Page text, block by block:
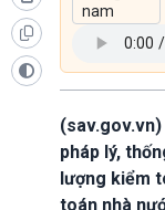
pháp lý,
lượng kiểm
toán nhà